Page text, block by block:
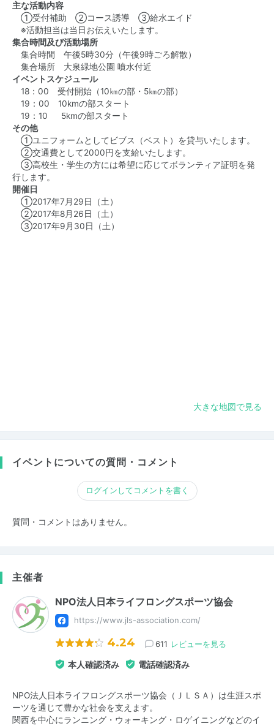
主な活動内容
①受付補助 ②コース誘導 ③給水エイド
※活動担当は当日お伝えいたします。
集合時間及び活動場所
集合時間 午後5時30分（午後9時ごろ解散）
集合場所 大泉緑地公園 噴水付近
イベントスケジュール
18：00 受付開始（10㎞の部・5㎞の部）
19：00 10kmの部スタート
19：10 5kmの部スタート
その他
①ユニフォームとしてビブス（ベスト）を貸与いたします。
②交通費として2000円を支給いたします。
③高校生・学生の方には希望に応じてボランティア証明を発
行します。
開催日
①2017年7月29日（土）
②2017年8月26日（土）
③2017年9月30日（土）
大きな地図で見る
イベントについての質問・コメント
ログインしてコメントを書く
質問・コメントはありません。
主催者
NPO法人日本ライフロングスポーツ協会
https://www.jls-association.com/
4.24 611 レビューを見る
本人確認済み 電話確認済み
NPO法人日本ライフロングスポーツ協会（ＪＬＳＡ）は生涯スポ
ーツを通じて豊かな社会を支えます。
関西を中心にランニング・ウォーキング・ロゲイニングなどのイ